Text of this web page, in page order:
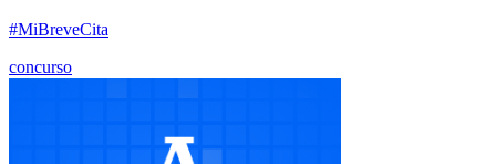
#MiBreveCita
concurso